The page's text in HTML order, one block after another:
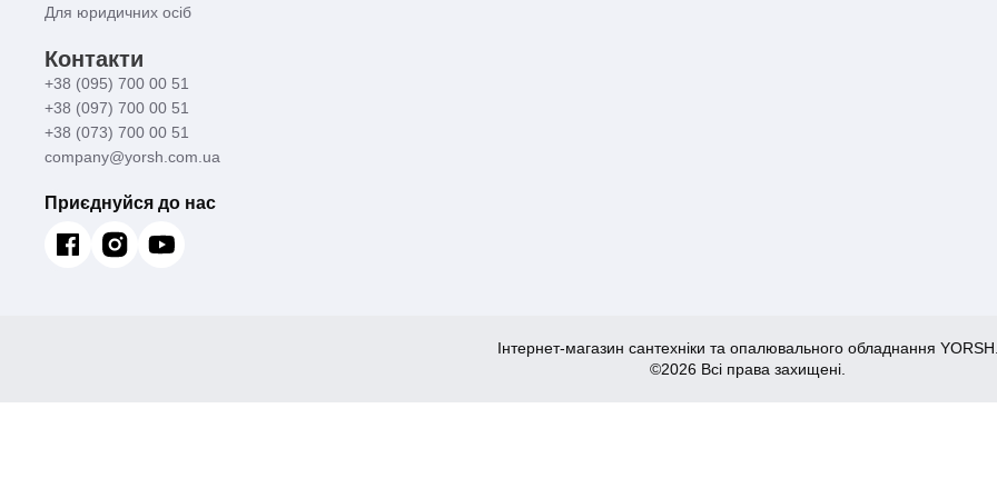
Для юридичних осіб
Контакти
+38 (095) 700 00 51
+38 (097) 700 00 51
+38 (073) 700 00 51
company@yorsh.com.ua
Приєднуйся до нас
Інтернет-магазин сантехніки та опалювального обладнання
©2026 Всі права захищені.